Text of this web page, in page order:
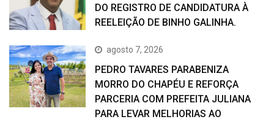
DO REGISTRO DE CANDIDATURA À
REELEIÇÃO DE BINHO GALINHA.
agosto 7, 2026
PEDRO TAVARES PARABENIZA
MORRO DO CHAPÉU E REFORÇA
PARCERIA COM PREFEITA JULIANA
PARA LEVAR MELHORIAS AO